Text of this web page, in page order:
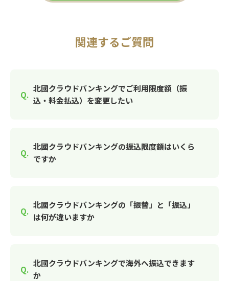
関連するご質問
北國クラウドバンキングでご利用限度額（振
込・料金払込）を変更したい
北國クラウドバンキングの振込限度額はいくら
ですか
北國クラウドバンキングの「振替」と「振込」
は何が違いますか
北國クラウドバンキングで海外へ振込できます
か